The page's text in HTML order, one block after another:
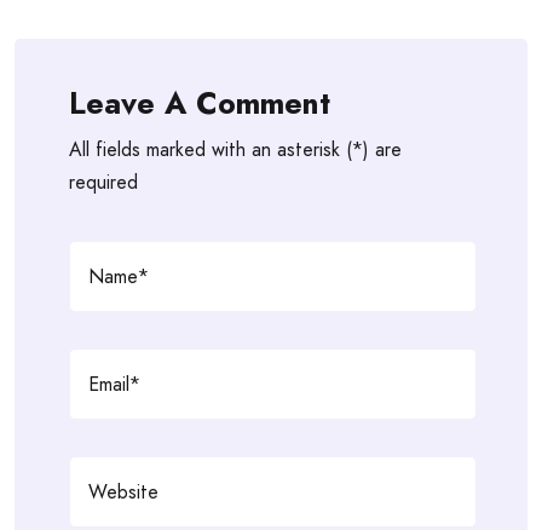
Leave A Comment
All fields marked with an asterisk (*) are
required